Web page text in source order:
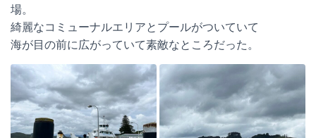
場。
綺麗なコミューナルエリアとプールがついていて
海が目の前に広がっていて素敵なところだった。